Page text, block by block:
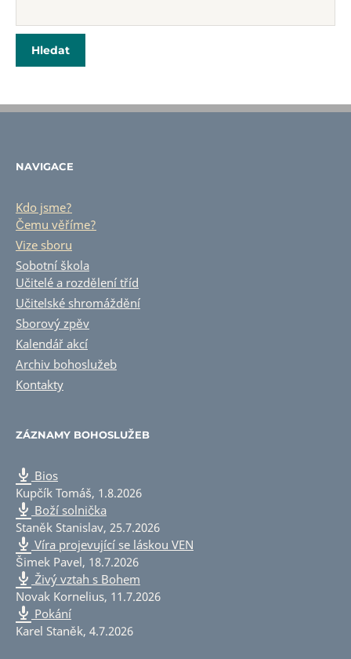
NAVIGACE
Kdo jsme?
Čemu věříme?
Vize sboru
Sobotní škola
Učitelé a rozdělení tříd
Učitelské shromáždění
Sborový zpěv
Kalendář akcí
Archiv bohoslužeb
Kontakty
ZÁZNAMY BOHOSLUŽEB
Bios
Kupčík Tomáš, 1.8.2026
Boží solnička
Staněk Stanislav, 25.7.2026
Víra projevující se láskou VEN
Šimek Pavel, 18.7.2026
Živý vztah s Bohem
Novak Kornelius, 11.7.2026
Pokání
Karel Staněk, 4.7.2026